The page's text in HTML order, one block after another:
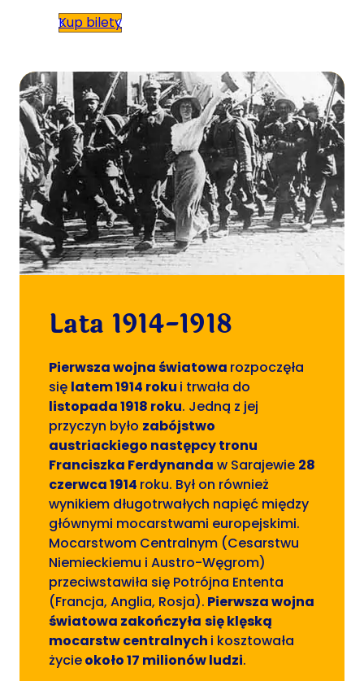
Kup bilety
Lata 1914-1918
Pierwsza wojna światowa rozpoczęła
się latem 1914 roku i trwała do
listopada1918 roku. Jedną z jej
przyczyn było zabójstwo
austriackiego następcy tronu
Franciszka Ferdynanda w Sarajewie 28
czerwca 1914 roku. Był on również
wynikiem długotrwałych napięć między
głównymi mocarstwami europejskimi.
Mocarstwom Centralnym (Cesarstwu
Niemieckiemu i Austro-Węgrom)
przeciwstawiła się Potrójna Ententa
(Francja, Anglia, Rosja). Pierwsza wojna
światowa zakończyła się klęską
mocarstw centralnych i kosztowała
życieokoło 17 milionówludzi.